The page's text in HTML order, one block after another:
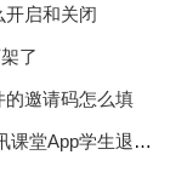
开启和关闭
了
的邀请码怎么填
腾讯课堂老师能看见学生进出直播间吗 腾讯课堂App学生退出课堂会被发现吗